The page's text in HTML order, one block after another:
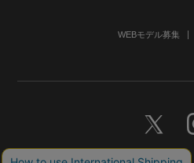
WEBモデル募集